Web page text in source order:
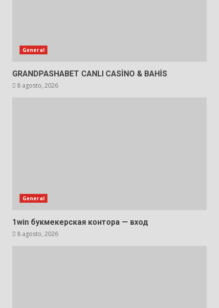
General
GRANDPASHABET CANLI CASİNO & BAHİS
8 agosto, 2026
General
1win букмекерская контора — вход
8 agosto, 2026